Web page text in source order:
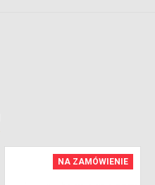
NA ZAMÓWIENIE